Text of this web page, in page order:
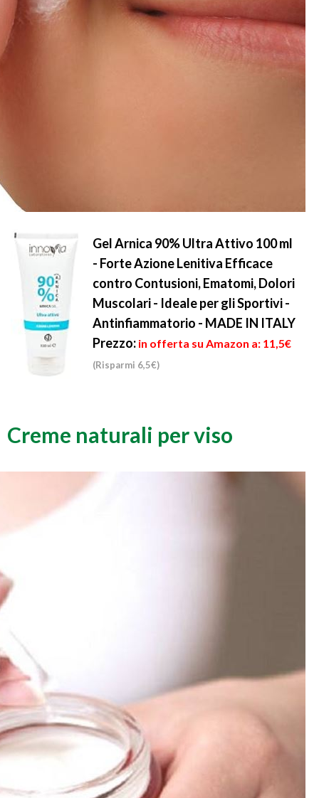
Gel Arnica 90% Ultra Attivo 100 ml
- Forte Azione Lenitiva Efficace
contro Contusioni, Ematomi, Dolori
Muscolari - Ideale per gli Sportivi -
Antinfiammatorio - MADE IN ITALY
Prezzo: in offerta su Amazon a: 11,5€
(Risparmi 6,5€)
Creme naturali per viso